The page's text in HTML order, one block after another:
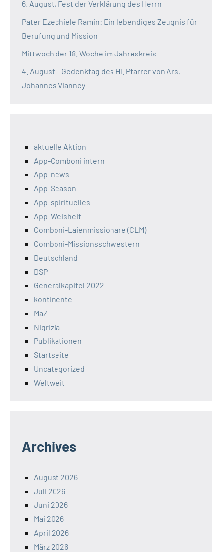
6. August, Fest der Verklärung des Herrn
Pater Ezechiele Ramin: Ein lebendiges Zeugnis für
Berufung und Mission
Mittwoch der 18. Woche im Jahreskreis
4. August – Gedenktag des Hl. Pfarrer von Ars,
Johannes Vianney
aktuelle Aktion
App-Comboni intern
App-news
App-Season
App-spirituelles
App-Weisheit
Comboni-Laienmissionare (CLM)
Comboni-Missionsschwestern
Deutschland
DSP
Generalkapitel 2022
kontinente
MaZ
Nigrizia
Publikationen
Startseite
Uncategorized
Weltweit
Archives
August 2026
Juli 2026
Juni 2026
Mai 2026
April 2026
März 2026